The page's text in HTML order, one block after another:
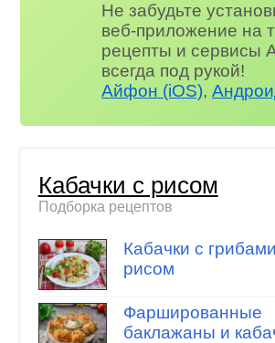
Не забудьте
веб-приложение на
рецепты и сервисы
всегда под рукой!
Айфон (iOS),
Кабачки с рисом
Подборка рецептов
Кабачки с
рисом
Фаршированные
баклажаны и